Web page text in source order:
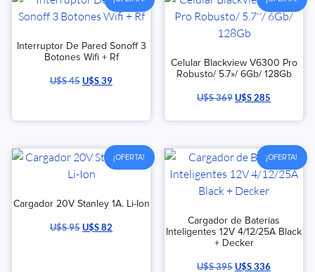
Interruptor De Pared Sonoff 3
Botones Wifi + Rf
U$S45U$S39
Celular Blackview V6300 Pro
Robusto/ 5.7»/ 6Gb/ 128Gb
U$S369U$S285
¡OFERTA!
Cargador 20V Stanley 1A. Li-Ion
U$S95U$S82
¡OFERTA!
Cargador de Baterias
Inteligentes 12V 4/12/25A Black
+ Decker
U$S395U$S336